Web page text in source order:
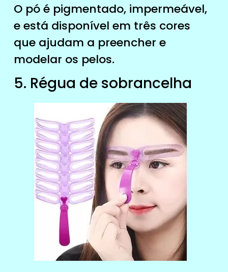
O pó é pigmentado, impermeável,
e está disponível em três cores
que ajudam a preencher e
modelar os pelos.
5. Régua de sobrancelha